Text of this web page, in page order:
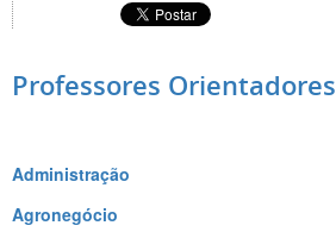
Professores Orientadores
Administração
Agronegócio